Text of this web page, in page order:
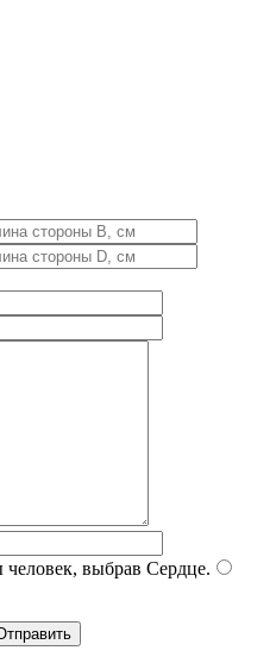
выбрав Сердце.